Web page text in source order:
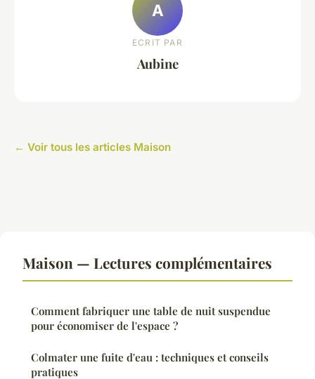
A
ECRIT PAR
Aubine
← Voir tous les articles Maison
Maison — Lectures complémentaires
Comment fabriquer une table de nuit suspendue
pour économiser de l'espace ?
Colmater une fuite d'eau : techniques et conseils
pratiques